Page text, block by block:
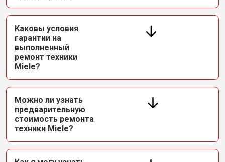
Каковы условия
гарантии на
выполненный
ремонт техники
Miele?
Можно ли узнать
предварительную
стоимость ремонта
техники Miele?